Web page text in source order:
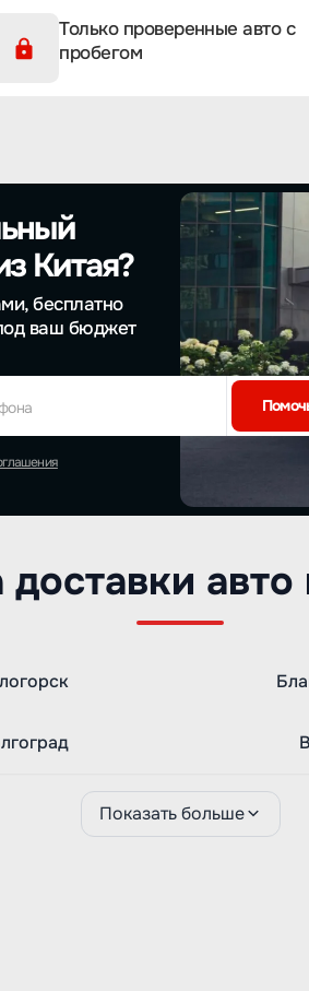
Только проверенные авто с
пробегом
Китая?
бесплатно
ваш бюджет
доставки авто
Показать больше